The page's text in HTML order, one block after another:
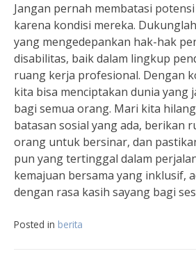
Jangan pernah membatasi
karena kondisi mereka.
yang mengedepankan hak-hak
disabilitas, baik dalam lingkup
ruang kerja profesional. Dengan
kita bisa menciptakan dunia yang
bagi semua orang. Mari kita
batasan sosial yang ada, berikan
orang untuk bersinar, dan
pun yang tertinggal dalam
kemajuan bersama yang inklusif,
dengan rasa kasih sayang bagi
Posted in berita